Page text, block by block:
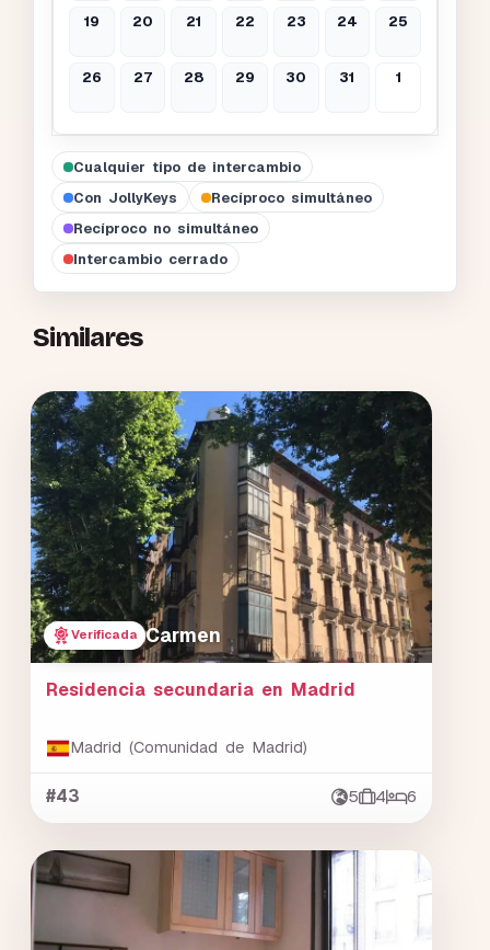
19 20 21 22 23 24 25
26 27 28 29 30 31 1
Cualquier tipo de intercambio
Con JollyKeys
Recíproco simultáneo
Recíproco no simultáneo
Intercambio cerrado
Similares
Verificada Carmen
Residencia secundaria en Madrid
Madrid (Comunidad de Madrid)
#43 5 4 6